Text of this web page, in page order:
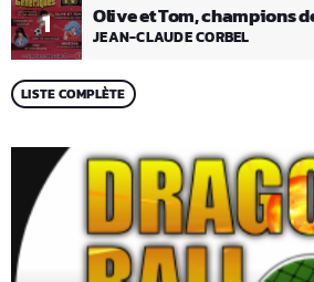
1 Olive et Tom, champions
JEAN-CLAUDE CORBEL
LISTE COMPLÈTE